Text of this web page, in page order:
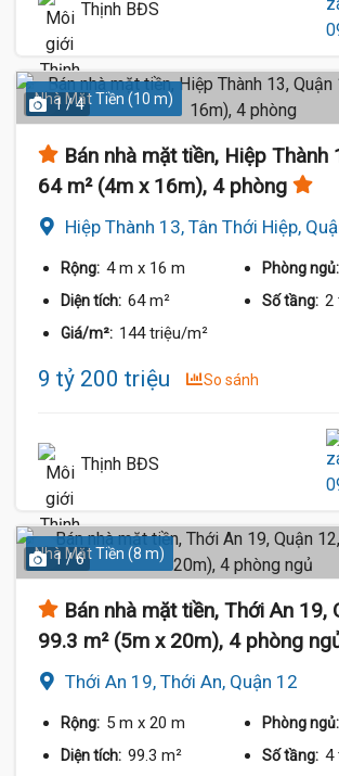
Thịnh BĐS
Nhà Mặt Tiền (10 m)
1 / 4
Bán nhà mặt tiền, Hiệp Thành
64 m² (4m x 16m), 4 phòng
Hiệp Thành 13, Tân Thới Hiệp,
Rộng: 4 m x 16 m Phòng ngủ:
Diện tích: 64 m² Số tầng: 2
Giá/m²: 144 triệu/m²
9 tỷ 200 triệu So sánh
Thịnh BĐS
Nhà Mặt Tiền (8 m)
1 / 6
Bán nhà mặt tiền, Thới An 19,
99.3 m² (5m x 20m), 4 phòng
Thới An 19, Thới An, Quận 12
Rộng: 5 m x 20 m Phòng ngủ:
Diện tích: 99.3 m² Số tầng: 4